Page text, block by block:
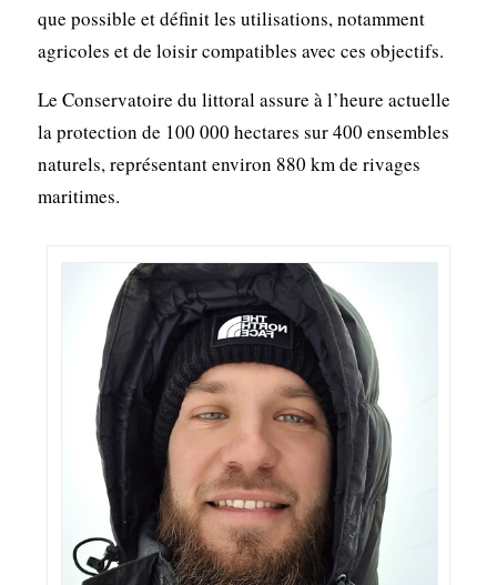
que possible et définit les utilisations, notamment
agricoles et de loisir compatibles avec ces objectifs.
Le Conservatoire du littoral assure à l’heure actuelle
la protection de 100 000 hectares sur 400 ensembles
naturels, représentant environ 880 km de rivages
maritimes.